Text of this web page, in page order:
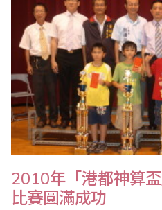
2010年「港都神算
比賽圓滿成功